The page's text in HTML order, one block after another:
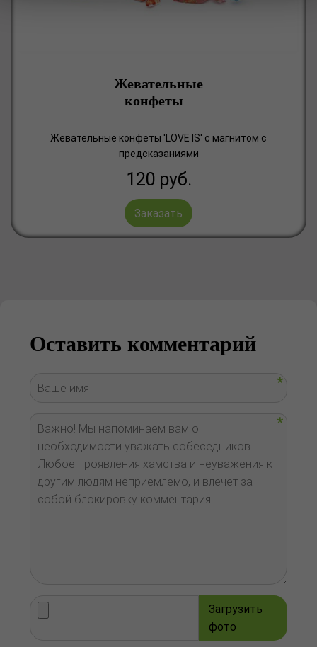
Жевательные
конфеты
Жевательные конфеты 'LOVE IS' с магнитом c
предсказаниями
120 руб.
Заказать
Оставить комментарий
Загрузить
фото